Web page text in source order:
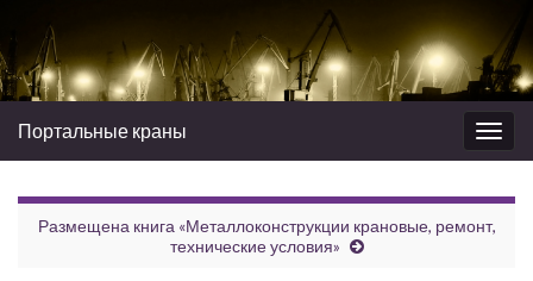
Вкл/
выкл
Портальные краны
Размещена книга «Металлоконструкции крановые, ремонт,
технические условия»